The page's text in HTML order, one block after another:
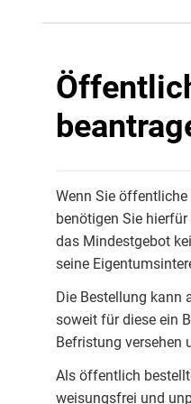
Wenn Sie
benötigen Sie
das Mindestgebot
seine
Die Bestellung kann
soweit für diese ein
Befristung versehen
Als öffentlich
weisungsfrei und